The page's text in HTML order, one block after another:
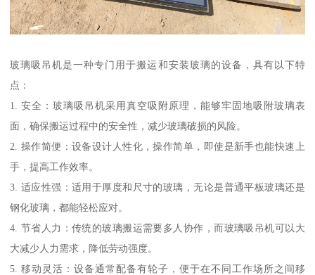
玻璃吸吊机是一种专门用于搬运和安装玻璃的设备，具有以下特
点：
1. 安全：玻璃吸吊机采用真空吸附原理，能够牢固地吸附玻璃表
面，确保搬运过程中的安全性，减少玻璃破损的风险。
2. 操作简便：设备设计人性化，操作简单，即使是新手也能快速上
手，提高工作效率。
3. 适应性强：适用于厚度和尺寸的玻璃，无论是普通平板玻璃还是
钢化玻璃，都能轻松应对。
4. 节省人力：传统的玻璃搬运需要多人协作，而玻璃吸吊机可以大
大减少人力需求，降低劳动强度。
5. 移动灵活：设备通常配备有轮子，便于在不同工作场所之间移